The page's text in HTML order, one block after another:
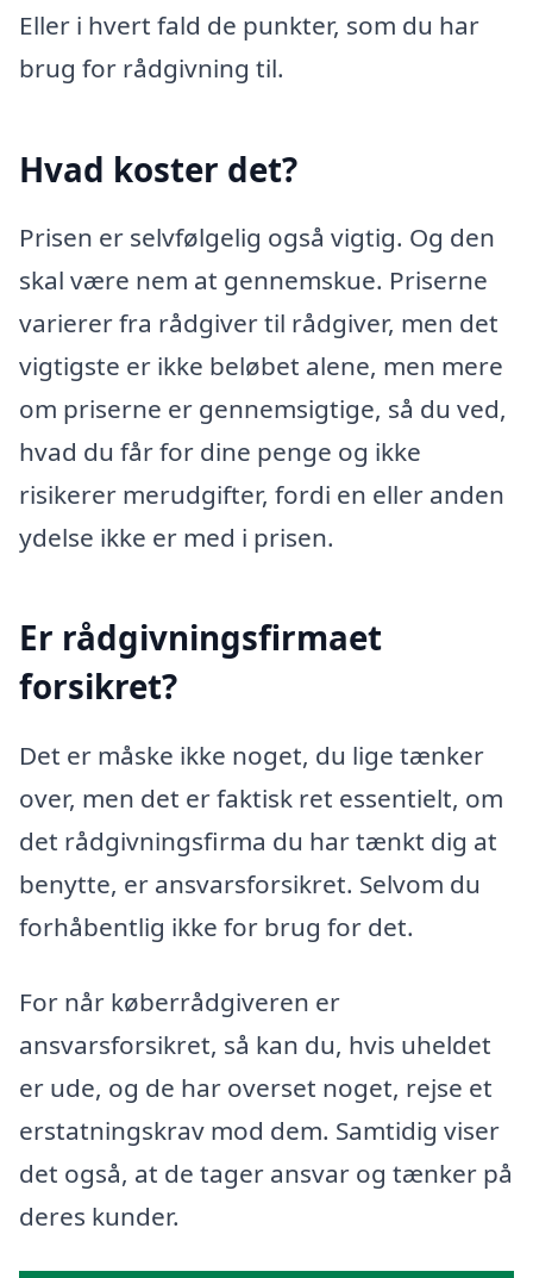
Eller i hvert fald de punkter, som du har
brug for rådgivning til.
Hvad koster det?
Prisen er selvfølgelig også vigtig. Og den
skal være nem at gennemskue. Priserne
varierer fra rådgiver til rådgiver, men det
vigtigste er ikke beløbet alene, men mere
om priserne er gennemsigtige, så du ved,
hvad du får for dine penge og ikke
risikerer merudgifter, fordi en eller anden
ydelse ikke er med i prisen.
Er rådgivningsfirmaet
forsikret?
Det er måske ikke noget, du lige tænker
over, men det er faktisk ret essentielt, om
det rådgivningsfirma du har tænkt dig at
benytte, er ansvarsforsikret. Selvom du
forhåbentlig ikke for brug for det.
For når køberrådgiveren er
ansvarsforsikret, så kan du, hvis uheldet
er ude, og de har overset noget, rejse et
erstatningskrav mod dem. Samtidig viser
det også, at de tager ansvar og tænker på
deres kunder.